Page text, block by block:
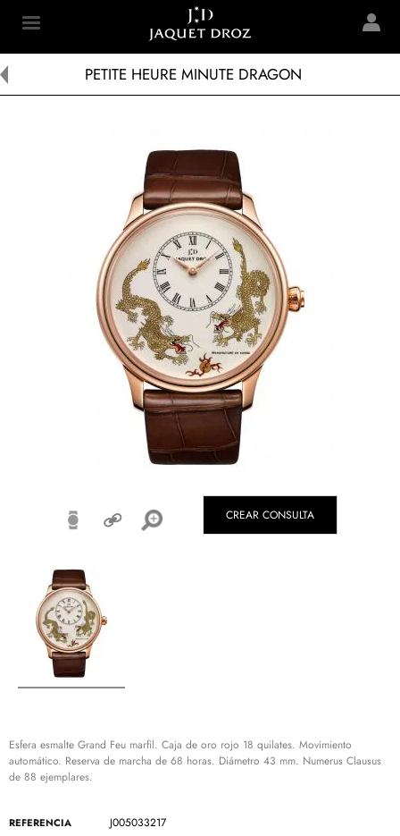
content
Jaquet Droz
PETITE HEURE MINUTE DRAGON
CREAR CONSULTA
Esfera esmalte Grand Feu marfil. Caja de oro rojo 18 quilates. Movimiento
automático. Reserva de marcha de 68 horas. Diámetro 43 mm. Numerus Clausus
de 88 ejemplares.
REFERENCIA J005033217